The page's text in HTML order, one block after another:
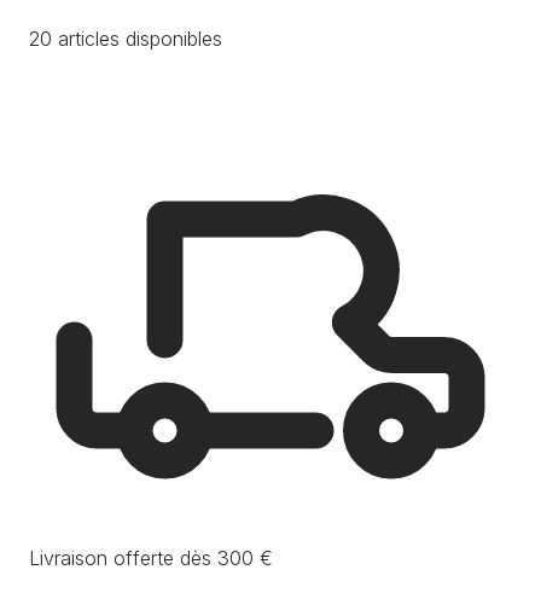
20 articles disponibles
Livraison offerte dès 300 €